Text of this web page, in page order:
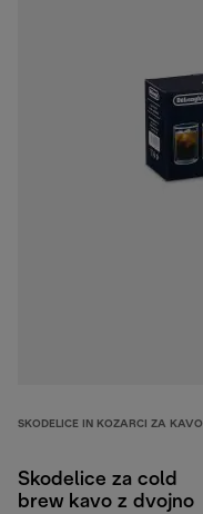
SKODELICE IN KOZARCI ZA KAVO
Skodelice za cold
brew kavo z dvojno